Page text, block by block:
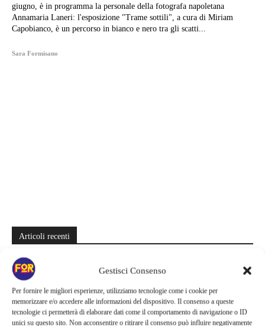
Gestisci Consenso
Per fornire le migliori esperienze, utilizziamo tecnologie come i cookie per
memorizzare e/o accedere alle informazioni del dispositivo. Il consenso a queste
tecnologie ci permetterà di elaborare dati come il comportamento di navigazione o ID
unici su questo sito. Non acconsentire o ritirare il consenso può influire negativamente
giugno, è in programma la personale della fotografa napoletana
Annamaria Laneri: l'esposizione "Trame sottili", a cura di Miriam
Capobianco, è un percorso in bianco e nero tra gli scatti...
Sara Formisano
Articoli recenti
Spider-Man: Brand New Day riapre una vecchia ferita | Il finale
alimenta una nuova teoria: il dettaglio che coinvolge i due più amati
Barbie 2 rischia di saltare | Warner Bros. ha pochi mesi per trovare un
accordo: il dubbio che divide Hollywood